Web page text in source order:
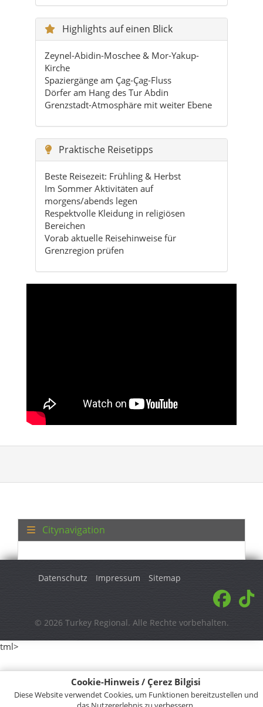
Cookie-Hinweis / Çerez Bilgisi
Diese Website verwendet Cookies, um Funktionen bereitzustellen und
Highlights auf einen Blick
Zeynel-Abidin-Moschee & Mor-Yakup-
Kirche
Spaziergänge am Çag-Çag-Fluss
Dörfer am Hang des Tur Abdin
Grenzstadt-Atmosphäre mit weiter Ebene
Praktische Reisetipps
Beste Reisezeit: Frühling & Herbst
Im Sommer Aktivitäten auf
morgens/abends legen
Respektvolle Kleidung in religiösen
Bereichen
Vorab aktuelle Reisehinweise für
Grenzregion prüfen
Citynavigation
Datenschutz Impressum Sitemap
© 2026 Turkey Regional. Alle Rechte vorbehalten.
tml>